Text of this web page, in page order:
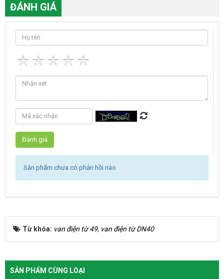
ĐÁNH GIÁ
Sản phẩm chưa có phản hồi nào
Từ khóa: van điện từ 49, van điện từ DN40
SẢN PHẨM CÙNG LOẠI